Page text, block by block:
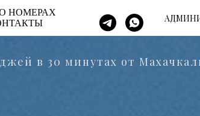
НОМЕРАХ
в 30 минутах от